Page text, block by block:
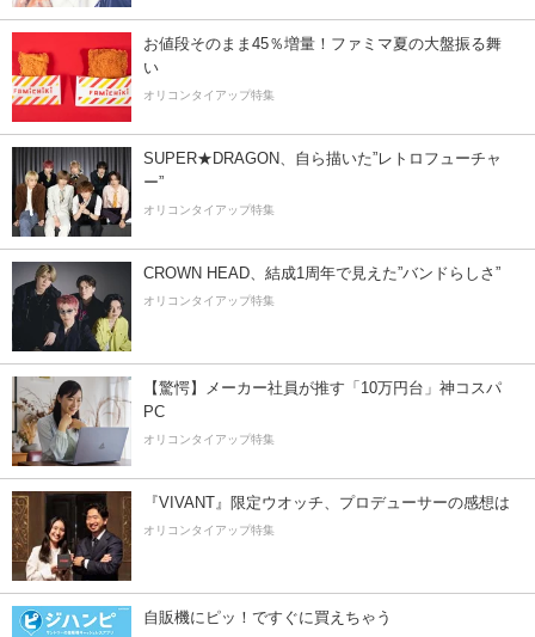
お値段そのまま45％増量！ファミマ夏の大盤振る舞
い
オリコンタイアップ特集
SUPER★DRAGON、自ら描いた”レトロフューチャ
ー”
オリコンタイアップ特集
CROWN HEAD、結成1周年で見えた”バンドらしさ”
オリコンタイアップ特集
【驚愕】メーカー社員が推す「10万円台」神コスパ
PC
オリコンタイアップ特集
『VIVANT』限定ウオッチ、プロデューサーの感想は
オリコンタイアップ特集
自販機にピッ！ですぐに買えちゃう